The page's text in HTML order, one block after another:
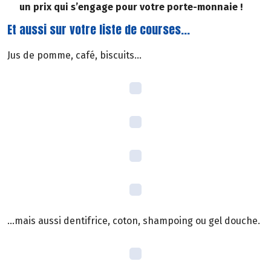
un prix qui s’engage pour votre porte-monnaie !
Et aussi sur votre liste de courses...
Jus de pomme, café, biscuits...
...mais aussi dentifrice, coton, shampoing ou gel douche.